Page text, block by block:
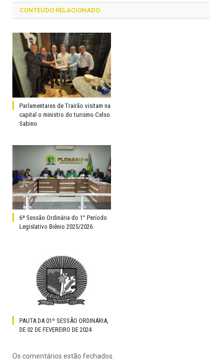
CONTEÚDO RELACIONADO
Parlamentares de Trairão visitam na
capital o ministro do turismo Celso
Sabino
6ª Sessão Ordinária do 1° Período
Legislativo Biênio 2025/2026.
PAUTA DA 01º SESSÃO ORDINÁRIA,
DE 02 DE FEVEREIRO DE 2024
Os comentários estão fechados.